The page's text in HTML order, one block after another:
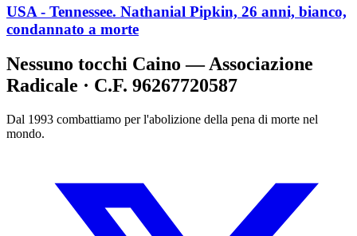
USA - Tennessee. Nathanial Pipkin, 26 anni, bianco,
condannato a morte
Nessuno tocchi Caino — Associazione
Radicale · C.F. 96267720587
Dal 1993 combattiamo per l'abolizione della pena di morte nel
mondo.